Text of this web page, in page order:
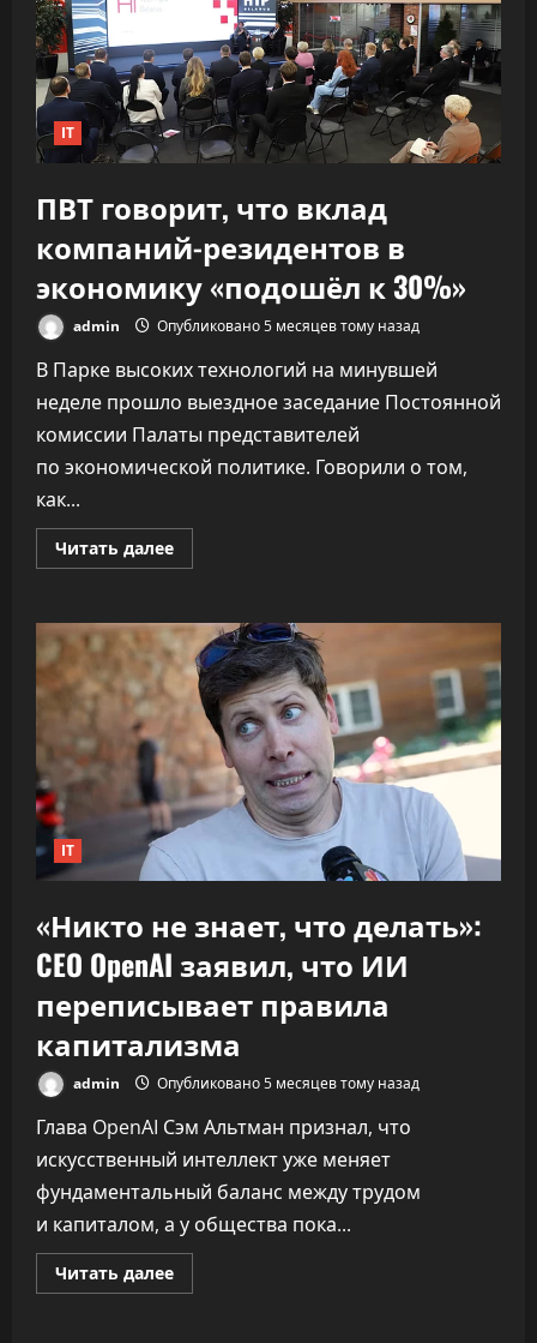
обрушив
качество
IT
ПВТ говорит, что вклад
компаний-резидентов в
экономику «подошёл к 30%»
admin Опубликовано 5 месяцев тому назад
В Парке высоких технологий на минувшей
неделе прошло выездное заседание Постоянной
комиссии Палаты представителей
по экономической политике. Говорили о том,
как...
Читать далееПрочитать
больше
что
вклад
компаний-
резидентов
в
экономику
«подошёл
30%»
IT
«Никто не знает, что делать»:
CEO OpenAI заявил, что ИИ
переписывает правила
капитализма
admin Опубликовано 5 месяцев тому назад
Глава OpenAI Сэм Альтман признал, что
искусственный интеллект уже меняет
фундаментальный баланс между трудом
и капиталом, а у общества пока...
Читать далееПрочитать
больше